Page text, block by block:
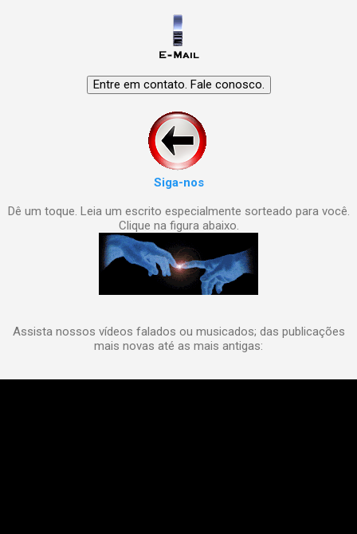
Siga-nos
Dê um toque. Leia um escrito especialmente sorteado para você.
Clique na figura abaixo.
Assista nossos vídeos falados ou musicados; das publicações
mais novas até as mais antigas: